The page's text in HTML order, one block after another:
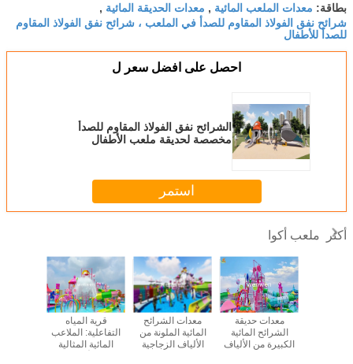
بطاقة: معدات الملعب المائية , معدات الحديقة المائية ,
شرائح نفق الفولاذ المقاوم للصدأ في الملعب ، شرائح نفق الفولاذ المقاوم
للصدأ للأطفال
احصل على افضل سعر ل
الشرائح نفق الفولاذ المقاوم للصدأ
مخصصة لحديقة ملعب الأطفال
استمر
أكثر ملعب أكوا
قرية المياه
التفاعلية: الملاعب
المائية المثالية
معدات الشرائح
المائية الملونة من
الألياف الزجاجية
معدات حديقة
الشرائح المائية
الكبيرة من الألياف